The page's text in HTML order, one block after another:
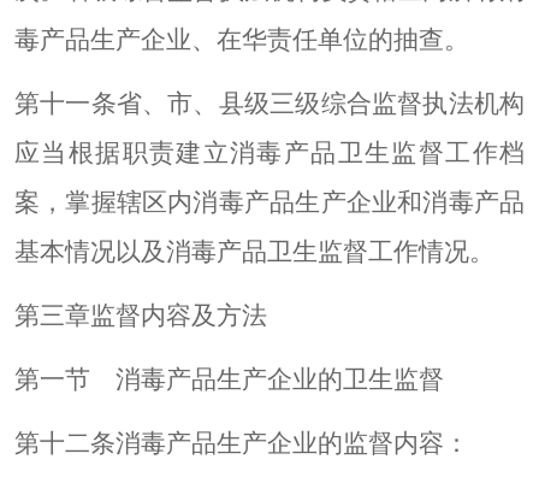
毒产品生产企业、在华责任单位的抽查。
第十一条省、市、县级三级综合监督执法机构
应当根据职责建立消毒产品卫生监督工作档
案，掌握辖区内消毒产品生产企业和消毒产品
基本情况以及消毒产品卫生监督工作情况。
第三章监督内容及方法
第一节 消毒产品生产企业的卫生监督
第十二条消毒产品生产企业的监督内容：